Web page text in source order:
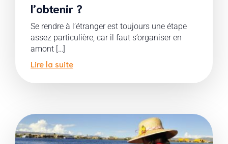
l’obtenir ?
Se rendre à l’étranger est toujours une étape
assez particulière, car il faut s’organiser en
amont […]
Lire la suite